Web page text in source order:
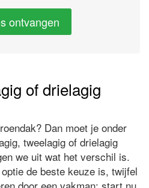
ontvangen
of drielagig
Dan moet je onder
tweelagig of drielagig
we uit wat het verschil is.
de beste keuze is, twijfel